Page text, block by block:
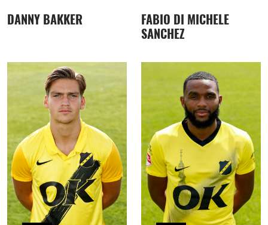
DANNY BAKKER
FABIO DI MICHELE
SANCHEZ